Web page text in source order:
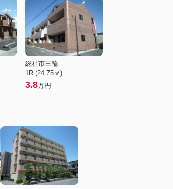
総社市三輪
1R (24.75㎡)
3.8万円